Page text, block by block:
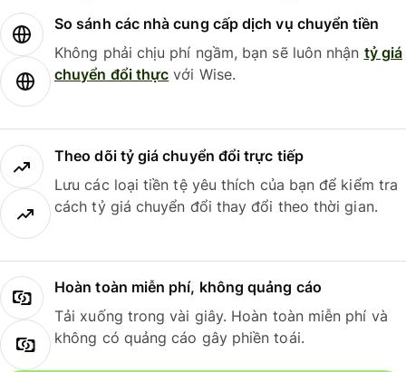
So sánh các nhà cung cấp dịch vụ chuyển tiền
Không phải chịu phí ngầm, bạn sẽ luôn nhận tỷ giá
chuyển đổi thực với Wise.
Theo dõi tỷ giá chuyển đổi trực tiếp
Lưu các loại tiền tệ yêu thích của bạn để kiểm tra
cách tỷ giá chuyển đổi thay đổi theo thời gian.
Hoàn toàn miễn phí, không quảng cáo
Tải xuống trong vài giây. Hoàn toàn miễn phí và
không có quảng cáo gây phiền toái.